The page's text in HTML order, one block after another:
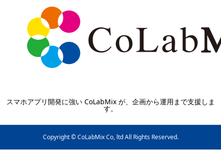
スマホアプリ開発に強い CoLabMix が、企画から運用まで支援しま
す。
Copyright © CoLabMix Co, ltd All Rights Reserved.